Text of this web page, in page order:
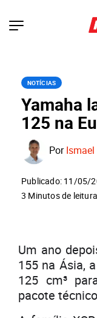
NOTÍCIAS
Yamaha
125 na
Por
Publicado: 11/05/
3 Minutos de leitura
Um ano
155 na Ásia,
125 cm³
pacote